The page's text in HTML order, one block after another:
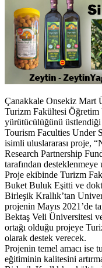
Çanakkale Onsekiz Mart
Turizm Fakültesi
yürütücülüğünü
Tourism Faculties Under
isimli uluslararası proje,
Research Partnership
tarafından
Proje ekibinde Turizm
Buket Buluk Eşitti ve
Birleşik Krallık’tan
projenin Mayıs 2021’de
Bektaş Veli Üniversitesi
ortağı olduğu projeye
olarak destek verecek.
Projenin temel amacı
eğitiminin kalitesini